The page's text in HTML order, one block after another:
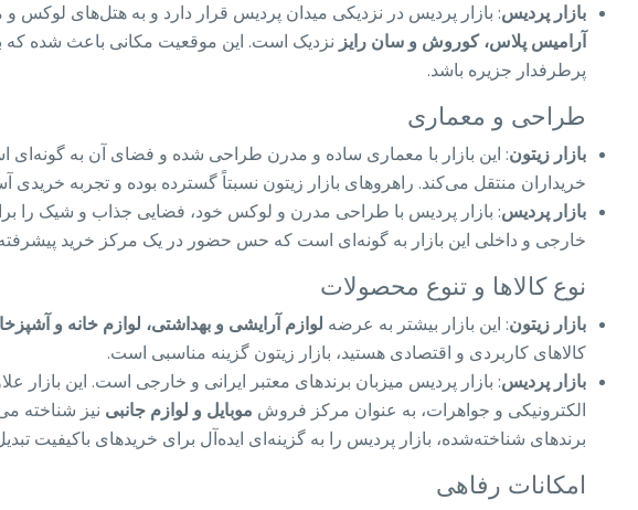
بازار پردیس: بازار پردیس در نزدیکی میدان پردیس قرار دارد و به هتل‌های لوکس و
آرامیس پلاس، کوروش و سان رایز نزدیک است. این موقعیت مکانی باعث شده که
پرطرفدار جزیره باشد.
طراحی و معماری
بازار زیتون: این بازار با معماری ساده و مدرن طراحی شده و فضای آن به
خریداران منتقل می‌کند. راهروهای بازار زیتون نسبتاً گسترده بوده و تجربه خریدی
بازار پردیس: بازار پردیس با طراحی مدرن و لوکس خود، فضایی جذاب و شیک را
خارجی و داخلی این بازار به گونه‌ای است که حس حضور در یک مرکز خرید پیشرفته
نوع کالاها و تنوع محصولات
بازار زیتون: این بازار بیشتر به عرضه لوازم آرایشی و بهداشتی، لوازم خانه و
کالاهای کاربردی و اقتصادی هستید، بازار زیتون گزینه مناسبی است.
بازار پردیس: بازار پردیس میزبان برندهای معتبر ایرانی و خارجی است. این بازار
الکترونیکی و جواهرات، به عنوان مرکز فروش موبایل و لوازم جانبی نیز شناخته
برندهای شناخته‌شده، بازار پردیس را به گزینه‌ای ایده‌آل برای خریدهای باکیفیت
امکانات رفاهی